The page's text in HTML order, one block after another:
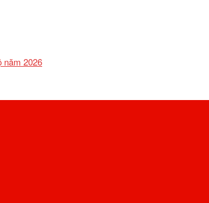
năm 2026